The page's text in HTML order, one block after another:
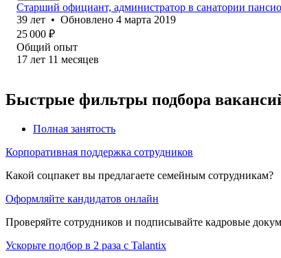
Старший официант, администратор в санатории
39 лет • Обновлено 4 марта 2019
25 000 ₽
Общий опыт
17 лет 11 месяцев
Быстрые фильтры подбора
Полная занятость
Корпоративная поддержка сотрудников
Какой соцпакет вы предлагаете семейным сотрудникам?
Оформляйте кандидатов онлайн
Проверяйте сотрудников и подписывайте кадровые
Ускорьте подбор в 2 раза с Talantix